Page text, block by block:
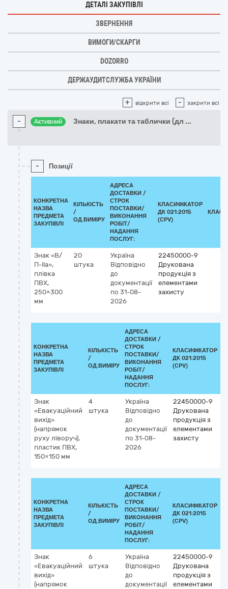
ДЕТАЛІ ЗАКУПІВЛІ
ЗВЕРНЕННЯ
ВИМОГИ/СКАРГИ
DOZORRO
ДЕРЖАУДИТСЛУЖБА УКРАЇНИ
+ відкрити всі - закрити всі
- Активний Знаки, плакати та таблички (дл ...
- Позиції
КОНКРЕТНА
НАЗВА
ПРЕДМЕТА
ЗАКУПІВЛІ
КІЛЬКІСТЬ
/
ОД.ВИМІРУ
АДРЕСА
ДОСТАВКИ /
СТРОК
ПОСТАВКИ/
ВИКОНАННЯ
РОБІТ/
НАДАННЯ
ПОСЛУГ:
КЛАСИФІКАТОР
ДК 021:2015
(CPV)
Знак «В/
П-IIа»,
плівка
ПВХ,
250×300
мм
20
штука
Україна
Відповідно
до
документації
по 31-08-
2026
22450000-9
Друкована
продукція з
елементами
захисту
КОНКРЕТНА
НАЗВА
ПРЕДМЕТА
ЗАКУПІВЛІ
КІЛЬКІСТЬ
/
ОД.ВИМІРУ
АДРЕСА
ДОСТАВКИ /
СТРОК
ПОСТАВКИ/
ВИКОНАННЯ
РОБІТ/
НАДАННЯ
ПОСЛУГ:
КЛАСИФІКАТОР
ДК 021:2015
(CPV)
Знак
«Евакуаційний
вихід»
(напрямок
руху ліворуч),
пластик ПВХ,
150×150 мм
4
штука
Україна
Відповідно
до
документації
по 31-08-
2026
22450000-9
Друкована
продукція з
елементами
захисту
КОНКРЕТНА
НАЗВА
ПРЕДМЕТА
ЗАКУПІВЛІ
КІЛЬКІСТЬ
/
ОД.ВИМІРУ
АДРЕСА
ДОСТАВКИ /
СТРОК
ПОСТАВКИ/
ВИКОНАННЯ
РОБІТ/
НАДАННЯ
ПОСЛУГ:
КЛАСИФІКАТОР
ДК 021:2015
(CPV)
Знак
«Евакуаційний
вихід»
(напрямок
6
штука
Україна
Відповідно
до
документації
22450000-9
Друкована
продукція з
елементами